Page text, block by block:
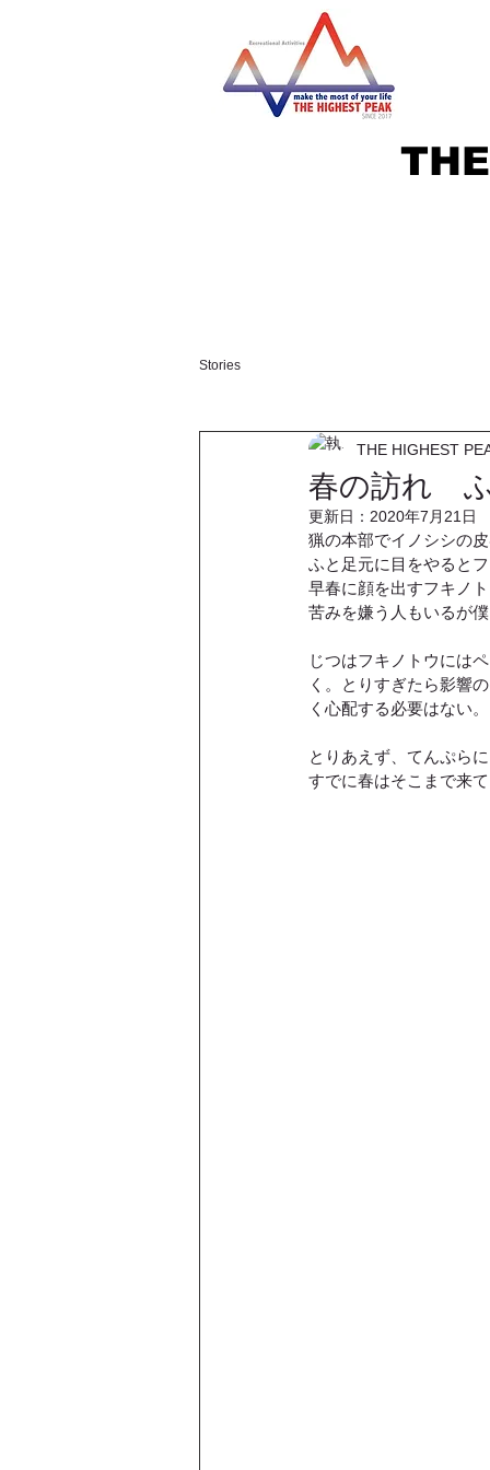
Stories
春の訪れ
THE HIGHEST
更新日： 2020年7月21日
猟の本部でイノシシの
ふと足元に目をやると
早春に顔を出すフキノ
苦みを嫌う人もいるが
じつはフキノトウには
く。とりすぎたら影響
く心配する必要はない。
とりあえず、てんぷら
すでに春はそこまで来